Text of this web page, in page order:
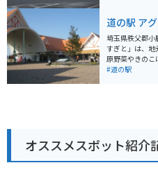
は、荒川の土手
サイクリングを
楽しくなります
しく濃厚な甘さで人気です。
元食材をふんだ
ちうどんや蕎麦
品です。ライダ
けぼの山農業
の駅庄和は、
としても最適な
い。
道の駅 ア
埼玉県秩父郡小
すぎと」は、地元
原野菜やきのこ
設のレストラン
イクで訪れる
できる国道
#道の駅
オススメスポット紹介